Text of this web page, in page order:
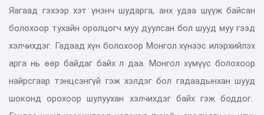
Яагаад гэхээр хэт үнэнч шударга, анх удаа шүүж байсан
болохоор тухайн оролцогч муу дуулсан бол шууд муу гээд
хэлчихдэг. Гадаад хүн болохоор Монгол хүнээс илэрхийлэх
арга нь өөр байдаг байх л даа. Монгол хүмүүс болохоор
найрсгаар тэнцсэнгүй гэж хэлдэг бол гадаадынхан шууд
шоконд орохоор шулуухан хэлчихдэг байх гэж боддог.